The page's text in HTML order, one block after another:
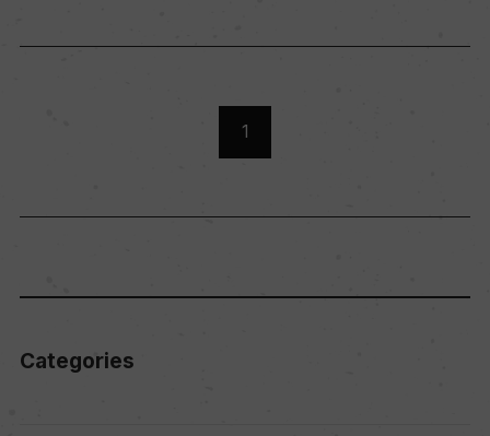
Categories
1